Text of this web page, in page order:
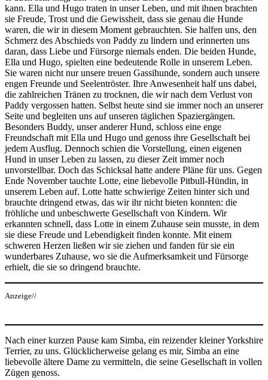
kann. Ella und Hugo traten in unser Leben, und mit ihnen brachten
sie Freude, Trost und die Gewissheit, dass sie genau die Hunde
waren, die wir in diesem Moment gebrauchten. Sie halfen uns, den
Schmerz des Abschieds von Paddy zu lindern und erinnerten uns
daran, dass Liebe und Fürsorge niemals enden. Die beiden Hunde,
Ella und Hugo, spielten eine bedeutende Rolle in unserem Leben.
Sie waren nicht nur unsere treuen Gassihunde, sondern auch unsere
engen Freunde und Seelentröster. Ihre Anwesenheit half uns dabei,
die zahlreichen Tränen zu trocknen, die wir nach dem Verlust von
Paddy vergossen hatten. Selbst heute sind sie immer noch an unserer
Seite und begleiten uns auf unseren täglichen Spaziergängen.
Besonders Buddy, unser anderer Hund, schloss eine enge
Freundschaft mit Ella und Hugo und genoss ihre Gesellschaft bei
jedem Ausflug. Dennoch schien die Vorstellung, einen eigenen
Hund in unser Leben zu lassen, zu dieser Zeit immer noch
unvorstellbar. Doch das Schicksal hatte andere Pläne für uns. Gegen
Ende November tauchte Lotte, eine liebevolle Pitbull-Hündin, in
unserem Leben auf. Lotte hatte schwierige Zeiten hinter sich und
brauchte dringend etwas, das wir ihr nicht bieten konnten: die
fröhliche und unbeschwerte Gesellschaft von Kindern. Wir
erkannten schnell, dass Lotte in einem Zuhause sein musste, in dem
sie diese Freude und Lebendigkeit finden konnte. Mit einem
schweren Herzen ließen wir sie ziehen und fanden für sie ein
wunderbares Zuhause, wo sie die Aufmerksamkeit und Fürsorge
erhielt, die sie so dringend brauchte.
Anzeige//
Nach einer kurzen Pause kam Simba, ein reizender kleiner Yorkshire
Terrier, zu uns. Glücklicherweise gelang es mir, Simba an eine
liebevolle ältere Dame zu vermitteln, die seine Gesellschaft in vollen
Zügen genoss.